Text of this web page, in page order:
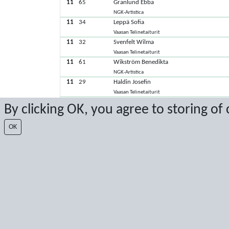
By clicking OK, you agree to storing
OK
11 65 Granlund Ebba
NGK-Artistica
11 34 Leppä Sofia
Vaasan Telinetaiturit
11 32 Svenfelt Wilma
Vaasan Telinetaiturit
11 61 Wikström Benedikta
NGK-Artistica
11 29 Haldin Josefin
Vaasan Telinetaiturit
Ylivieska Gymnastics